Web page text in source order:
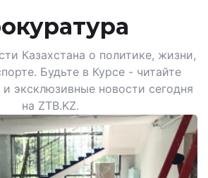
Казахстана о политике, жизни,
Будьте в Курсе - читайте
эксклюзивные новости сегодня
на ZTB.KZ.